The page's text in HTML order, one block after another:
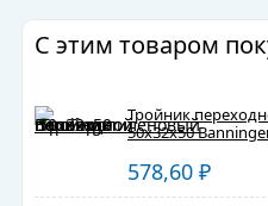
С этим товаром
Тройник
50х32х50
578,60 ₽